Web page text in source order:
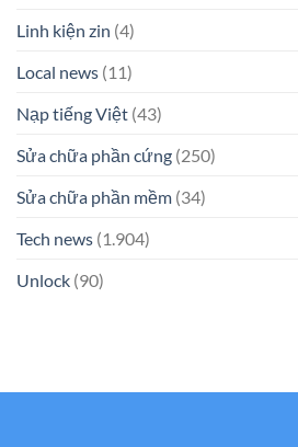
Linh kiện zin (4)
Local news (11)
Nạp tiếng Việt (43)
Sửa chữa phần cứng (250)
Sửa chữa phần mềm (34)
Tech news (1.904)
Unlock (90)